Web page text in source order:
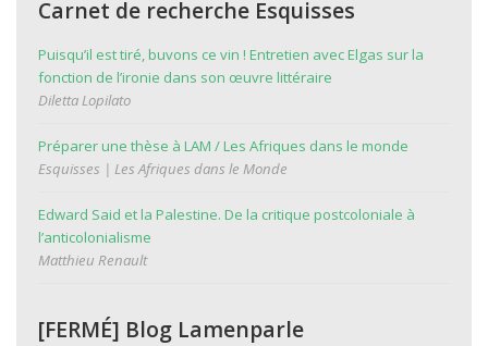
Carnet de recherche Esquisses
Puisqu’il est tiré, buvons ce vin ! Entretien avec Elgas sur la
fonction de l’ironie dans son œuvre littéraire
Diletta Lopilato
Préparer une thèse à LAM / Les Afriques dans le monde
Esquisses | Les Afriques dans le Monde
Edward Said et la Palestine. De la critique postcoloniale à
l’anticolonialisme
Matthieu Renault
[FERMÉ] Blog Lamenparle